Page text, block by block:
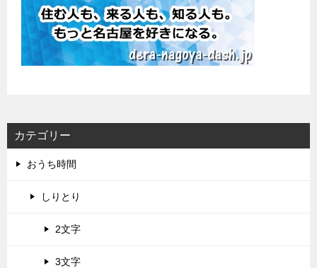
カテゴリー
おうち時間
しりとり
2文字
3文字